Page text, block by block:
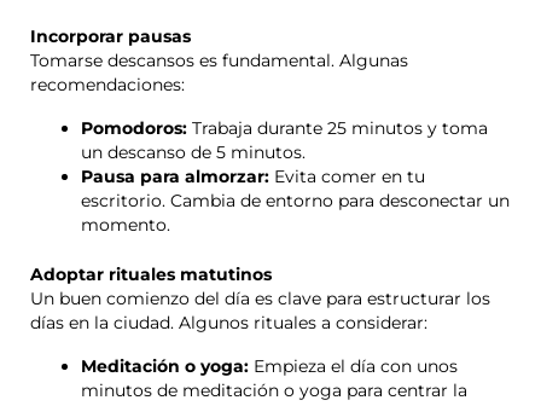
Incorporar pausas
Tomarse descansos es fundamental. Algunas
recomendaciones:
Pomodoros: Trabaja durante 25 minutos y toma
un descanso de 5 minutos.
Pausa para almorzar: Evita comer en tu
escritorio. Cambia de entorno para desconectar un
momento.
Adoptar rituales matutinos
Un buen comienzo del día es clave para estructurar los
días en la ciudad. Algunos rituales a considerar:
Meditación o yoga: Empieza el día con unos
minutos de meditación o yoga para centrar la